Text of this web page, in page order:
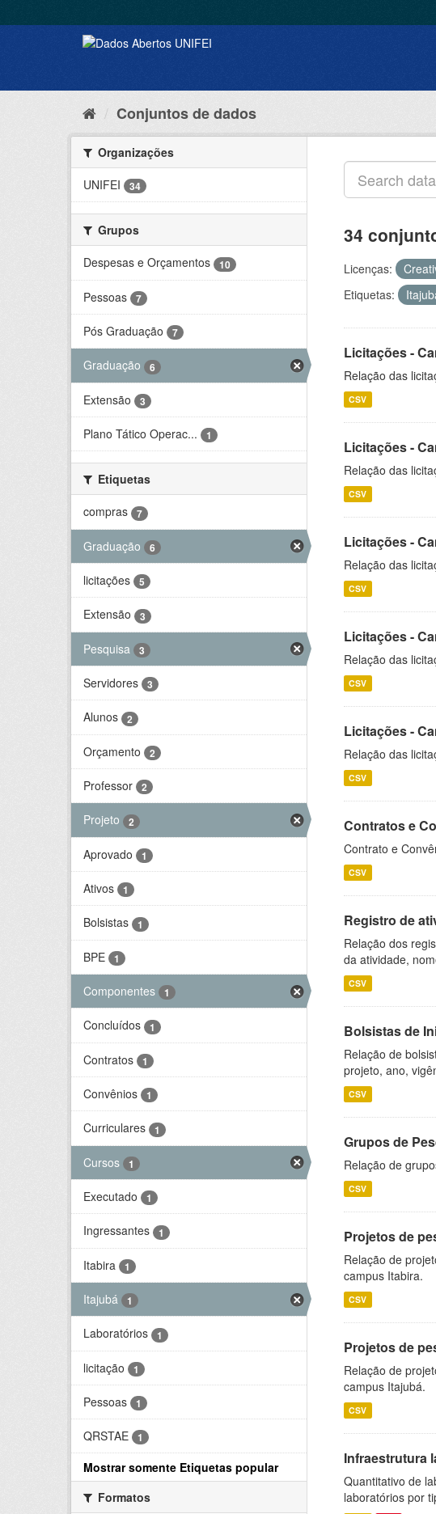
Conjuntos de dados
Organizações
UNIFEI
34
Grupos
Despesas e Orçamentos
10
Pessoas 7
Pós Graduação 7
Graduação 6
Extensão 3
Plano Tático Operac... 1
Etiquetas
compras
7
Graduação 6
licitações 5
Extensão 3
Pesquisa 3
Servidores 3
Alunos 2
Orçamento 2
Professor 2
Projeto 2
Aprovado 1
Ativos 1
Bolsistas 1
BPE 1
Componentes 1
Concluídos 1
Contratos 1
Convênios 1
Curriculares 1
Cursos 1
Executado 1
Ingressantes 1
Itabira 1
Itajubá 1
Laboratórios 1
licitação 1
Pessoas 1
QRSTAE 1
Mostrar somente Etiquetas popular
Formatos
34
Licenças:
Etiquetas:
Licitações -
Relação das
CSV
Licitações -
Relação das
CSV
Licitações -
Relação das
CSV
Licitações -
Relação das
CSV
Licitações -
Relação das
CSV
Contratos e
Contrato e
CSV
Registro de
Relação dos
da atividade,
CSV
Bolsistas de
Relação de
projeto, ano,
CSV
Grupos de
Relação de
CSV
Projetos de
Relação de
campus Itabira.
CSV
Projetos de
Relação de
campus Itajubá.
CSV
Infraestrutura
Quantitativo de
laboratórios por